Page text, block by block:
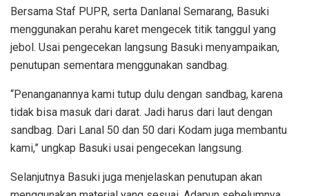
Bersama Staf PUPR, serta Danlanal Semarang, Basuki
menggunakan perahu karet mengecek titik tanggul yang
jebol. Usai pengecekan langsung Basuki menyampaikan,
penutupan sementara menggunakan sandbag.
“Penanganannya kami tutup dulu dengan sandbag, karena
tidak bisa masuk dari darat. Jadi harus dari laut dengan
sandbag. Dari Lanal 50 dan 50 dari Kodam juga membantu
kami,” ungkap Basuki usai pengecekan langsung.
Selanjutnya Basuki juga menjelaskan penutupan akan